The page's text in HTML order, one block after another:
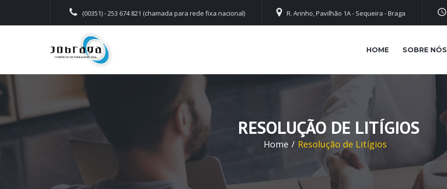
(00351) - 253 674 821 (chamada para rede fixa nacional) R. Arinho, Pavilhão 1A - Sequeira - Braga
HOME SOBRE NÓS
RESOLUÇÃO DE LITÍGIOS
Home Resolução de Litígios